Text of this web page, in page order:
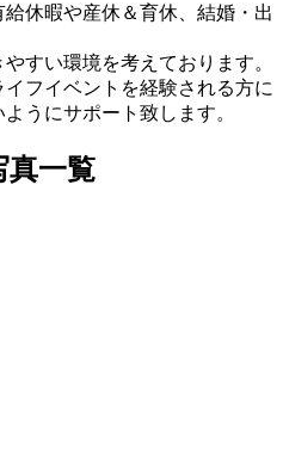
休暇や産休＆育休、結婚・出
すい環境を考えております。
フイベントを経験される方に
うにサポート致します。
真一覧